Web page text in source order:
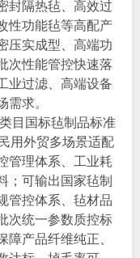
封隔热毡、高效过
性功能毡等高配产
压实成型、高端功
次性能管控快速落
业过滤、高端设备
求。
目国标毡制品标准
用外贸多场景适配
管理体系、工业耗
；可输出国家毡制
管控体系、毡材品
次统一参数质控标
产品纤维纯正、